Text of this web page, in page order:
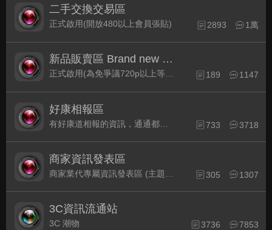
二手交換交易區
正式啟用(開放480以上會員張貼) 2893 1萬
新品販賣區 Brand new Plaza
正式啟用(為免爭議720p以上等級發表限定) 189 1147
好康相報區
733 3718
商家資訊發表區
305 1307
3C資訊流通站
3C 潮物 3736 7853